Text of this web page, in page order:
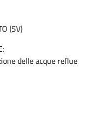
(SV)
delle acque reflue